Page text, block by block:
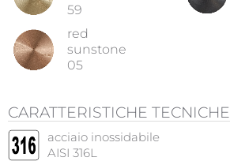
59
red
sunstone
05
CARATTERISTICHE TECNICHE
acciaio inossidabile
AISI 316L